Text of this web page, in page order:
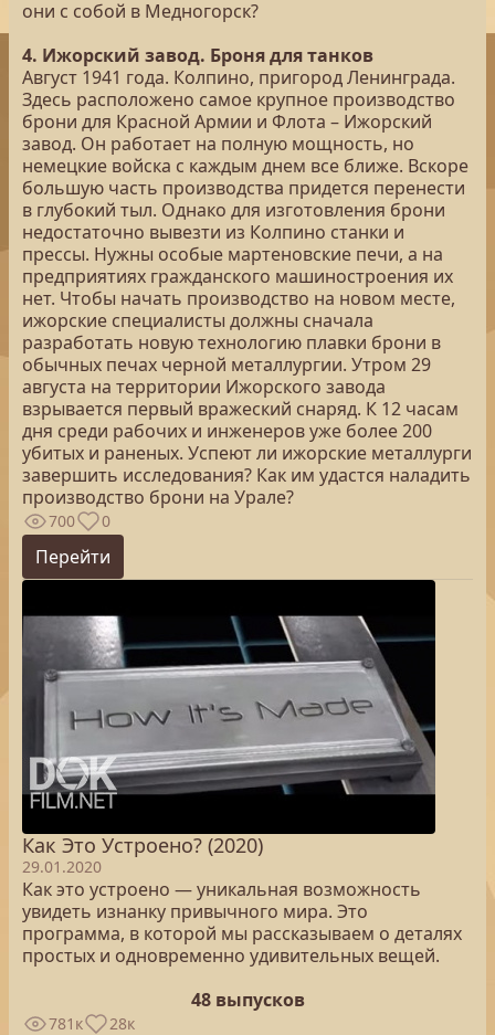
они с собой в Медногорск?
4. Ижорский завод. Броня для танков
Август 1941 года. Колпино, пригород Ленинграда.
Здесь расположено самое крупное производство
брони для Красной Армии и Флота – Ижорский
завод. Он работает на полную мощность, но
немецкие войска с каждым днем все ближе. Вскоре
большую часть производства придется перенести
в глубокий тыл. Однако для изготовления брони
недостаточно вывезти из Колпино станки и
прессы. Нужны особые мартеновские печи, а на
предприятиях гражданского машиностроения их
нет. Чтобы начать производство на новом месте,
ижорские специалисты должны сначала
разработать новую технологию плавки брони в
обычных печах черной металлургии. Утром 29
августа на территории Ижорского завода
взрывается первый вражеский снаряд. К 12 часам
дня среди рабочих и инженеров уже более 200
убитых и раненых. Успеют ли ижорские металлурги
завершить исследования? Как им удастся наладить
производство брони на Урале?
700 0
Перейти
Как Это Устроено? (2020)
29.01.2020
Как это устроено — уникальная возможность
увидеть изнанку привычного мира. Это
программа, в которой мы рассказываем о деталях
простых и одновременно удивительных вещей.
48 выпусков
781к 28к